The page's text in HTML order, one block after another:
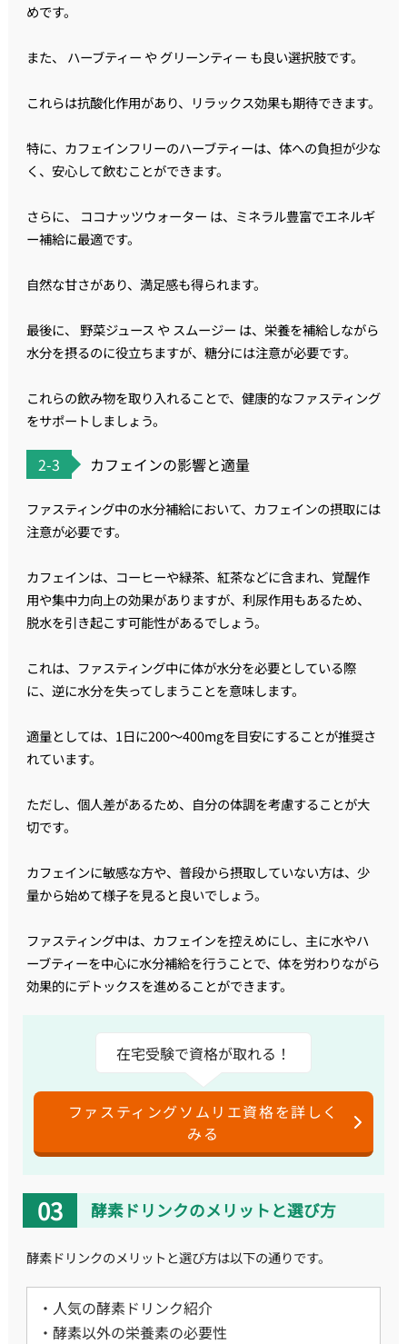
めです。
また、 ハーブティー や グリーンティー も良い選択肢です。
これらは抗酸化作用があり、リラックス効果も期待できます。
特に、カフェインフリーのハーブティーは、体への負担が少な
く、安心して飲むことができます。
さらに、 ココナッツウォーター は、ミネラル豊富でエネルギ
ー補給に最適です。
自然な甘さがあり、満足感も得られます。
最後に、 野菜ジュース や スムージー は、栄養を補給しながら
水分を摂るのに役立ちますが、糖分には注意が必要です。
これらの飲み物を取り入れることで、健康的なファスティング
をサポートしましょう。
2-3 カフェインの影響と適量
ファスティング中の水分補給において、カフェインの摂取には
注意が必要です。
カフェインは、コーヒーや緑茶、紅茶などに含まれ、覚醒作
用や集中力向上の効果がありますが、利尿作用もあるため、
脱水を引き起こす可能性があるでしょう。
これは、ファスティング中に体が水分を必要としている際
に、逆に水分を失ってしまうことを意味します。
適量としては、1日に200〜400mgを目安にすることが推奨さ
れています。
ただし、個人差があるため、自分の体調を考慮することが大
切です。
カフェインに敏感な方や、普段から摂取していない方は、少
量から始めて様子を見ると良いでしょう。
ファスティング中は、カフェインを控えめにし、主に水やハ
ーブティーを中心に水分補給を行うことで、体を労わりながら
効果的にデトックスを進めることができます。
在宅受験で資格が取れる！
ファスティングソムリエ資格を詳しく
みる
酵素ドリンクのメリットと選び方
酵素ドリンクのメリットと選び方は以下の通りです。
・人気の酵素ドリンク紹介
・酵素以外の栄養素の必要性